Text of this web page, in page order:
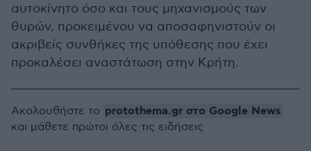
αυτοκίνητο όσο και τους μηχανισμούς των
θυρών, προκειμένου να αποσαφηνιστούν οι
ακριβείς συνθήκες της υπόθεσης που έχει
προκαλέσει αναστάτωση στην Κρήτη.
Ακολουθήστε το protothema.gr στο Google News
και μάθετε πρώτοι όλες τις ειδήσεις